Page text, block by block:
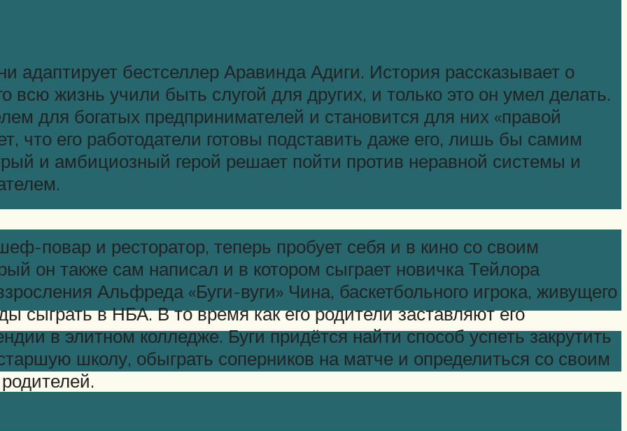
адаптирует бестселлер Аравинда Адиги. История рассказывает о
всю жизнь учили быть слугой для других, и только это он умел делать.
для богатых предпринимателей и становится для них «правой
что его работодатели готовы подставить даже его, лишь бы самим
и амбициозный герой решает пойти против неравной системы и
повар и ресторатор, теперь пробует себя и в кино со своим
он также сам написал и в котором сыграет новичка Тейлора
Альфреда «Буги-вуги» Чина, баскетбольного игрока, живущего
сыграть в НБА. В то время как его родители заставляют его
в элитном колледже. Буги придётся найти способ успеть закрутить
школу, обыграть соперников на матче и определиться со своим